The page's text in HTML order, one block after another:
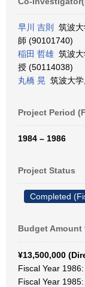
早川 吉則
筑波
師 (90101740)
稲田 哲雄 筑波
授 (50114038)
丸橋 晃 筑波大
Project Period
1984 – 1986
Project Status
Completed
Budget Amount
¥13,500,000
Fiscal Year
Fiscal Year